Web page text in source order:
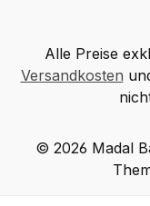
Alle Preise
Versandkosten
© 2026 Madal